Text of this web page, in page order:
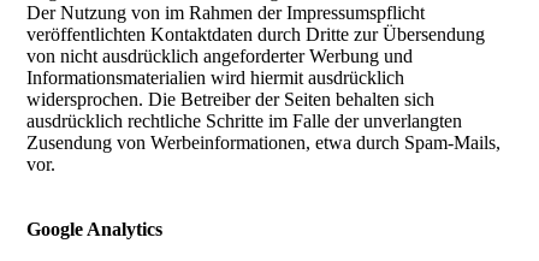
Der Nutzung von im Rahmen der Impressumspflicht
veröffentlichten Kontaktdaten durch Dritte zur Übersendung
von nicht ausdrücklich angeforderter Werbung und
Informationsmaterialien wird hiermit ausdrücklich
widersprochen. Die Betreiber der Seiten behalten sich
ausdrücklich rechtliche Schritte im Falle der unverlangten
Zusendung von Werbeinformationen, etwa durch Spam-Mails,
vor.
Google Analytics